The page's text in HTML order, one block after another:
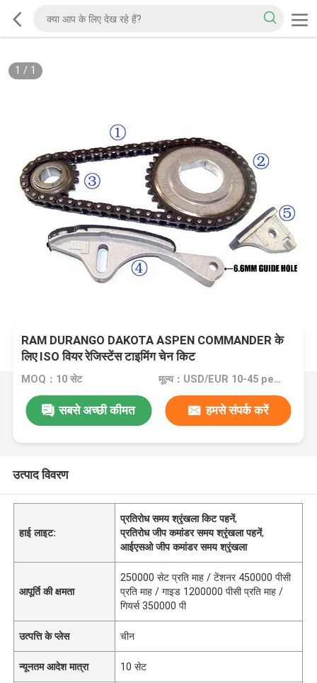
1 / 1
RAM DURANGO DAKOTA ASPEN COMMANDER के
लिए ISO वियर रेजिस्टेंस टाइमिंग चेन किट
MOQ：10 सेट मूल्य：USD/EUR 10-45 per set
सबसे अच्छी कीमत हमसे संपर्क करें
उत्पाद विवरण
हाई लाइट:
प्रतिरोध समय श्रृंखला किट पहनें,
प्रतिरोध जीप कमांडर समय श्रृंखला पहनें,
आईएसओ जीप कमांडर समय श्रृंखला
आपूर्ति की क्षमता
250000 सेट प्रति माह / टेंशनर 450000 पीसी
प्रति माह / गाइड 1200000 पीसी प्रति माह /
गियर्स 350000 पी
उत्पत्ति के प्लेस चीन
न्यूनतम आदेश मात्रा 10 सेट